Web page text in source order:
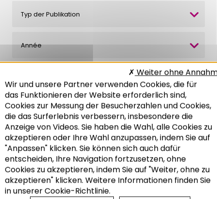
Recherche
Typ der Publikation
Année
21. ADEUS-TREFFEN
Welche philosophie für eine
urbane mobilität im
metropolraum
01/2015
Mobilität und Transport
DIMENSION STADT
UND RAUM NR 69
Herausforderungen für den
Hafen und die
Gebietskörperschaften
12/2014
Raumordnung
Wir und unsere Partner verwenden Cookies, die für
das Funktionieren der Website erforderlich sind,
Cookies zur Messung der Besucherzahlen und Cookies,
die das Surferlebnis verbessern, insbesondere die
Anzeige von Videos. Sie haben die Wahl, alle Cookies zu
akzeptieren oder Ihre Wahl anzupassen, indem Sie auf
"Anpassen" klicken. Sie können sich auch dafür
entscheiden, Ihre Navigation fortzusetzen, ohne
Cookies zu akzeptieren, indem Sie auf "Weiter, ohne zu
akzeptieren" klicken. Weitere Informationen finden Sie
in unserer Cookie-Richtlinie.
Weiter ohne